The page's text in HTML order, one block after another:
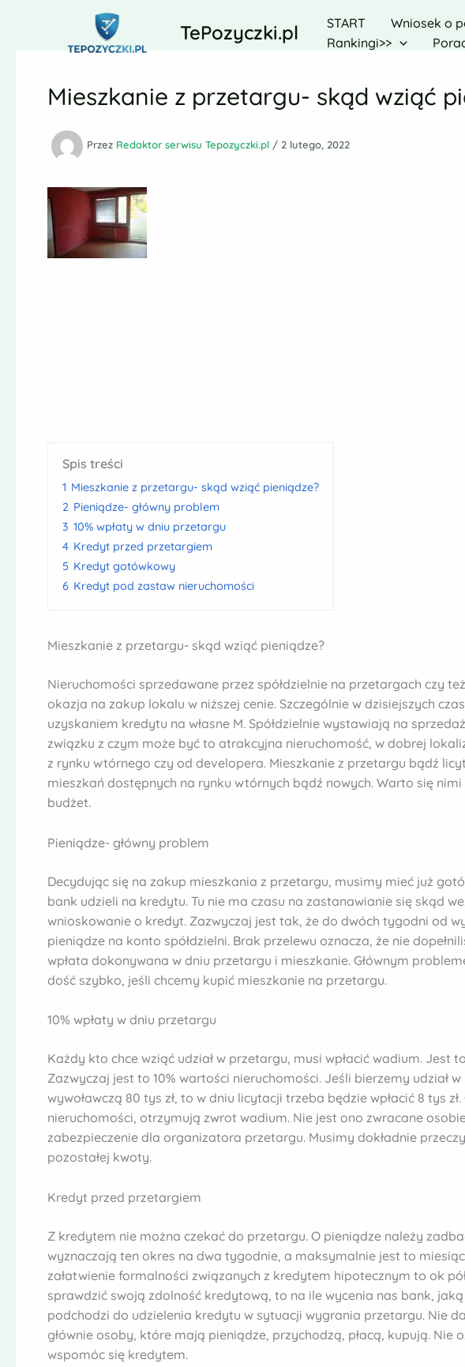
TePozyczki.pl START Wniosek o
Rankingi>>
Mieszkanie z przetargu- skąd wziąć
Przez Redaktor serwisu Tepozyczki.pl / 2 lutego, 2022
Spis treści
1 Mieszkanie z przetargu- skąd wziąć pieniądze?
2 Pieniądze- główny problem
3 10% wpłaty w dniu przetargu
4 Kredyt przed przetargiem
5 Kredyt gotówkowy
6 Kredyt pod zastaw nieruchomości
Mieszkanie z przetargu- skąd wziąć pieniądze?
Nieruchomości sprzedawane przez spółdzielnie na przetargach czy
okazja na zakup lokalu w niższej cenie. Szczególnie w dzisiejszych
uzyskaniem kredytu na własne M. Spółdzielnie wystawiają na
związku z czym może być to atrakcyjna nieruchomość, w dobrej
z rynku wtórnego czy od developera. Mieszkanie z przetargu bądź
mieszkań dostępnych na rynku wtórnych bądź nowych. Warto się
budżet.
Pieniądze- główny problem
Decydując się na zakup mieszkania z przetargu, musimy mieć już
bank udzieli na kredytu. Tu nie ma czasu na zastanawianie się skąd
wnioskowanie o kredyt. Zazwyczaj jest tak, że do dwóch tygodni od
pieniądze na konto spółdzielni. Brak przelewu oznacza, że nie
wpłata dokonywana w dniu przetargu i mieszkanie. Głównym
dość szybko, jeśli chcemy kupić mieszkanie na przetargu.
10% wpłaty w dniu przetargu
Każdy kto chce wziąć udział w przetargu, musi wpłacić wadium. Jest
Zazwyczaj jest to 10% wartości nieruchomości. Jeśli bierzemy udział
wywoławczą 80 tys zł, to w dniu licytacji trzeba będzie wpłacić 8 tys
nieruchomości, otrzymują zwrot wadium. Nie jest ono zwracane
zabezpieczenie dla organizatora przetargu. Musimy dokładnie
pozostałej kwoty.
Kredyt przed przetargiem
Z kredytem nie można czekać do przetargu. O pieniądze należy
wyznaczają ten okres na dwa tygodnie, a maksymalnie jest to
załatwienie formalności związanych z kredytem hipotecznym to ok
sprawdzić swoją zdolność kredytową, to na ile wycenia nas bank,
podchodzi do udzielenia kredytu w sytuacji wygrania przetargu. Nie
głównie osoby, które mają pieniądze, przychodzą, płacą, kupują. Nie
wspomóc się kredytem.